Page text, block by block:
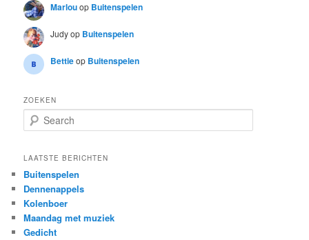
Marlouop Buitenspelen
Judyop Buitenspelen
Bettieop Buitenspelen
ZOEKEN
e
r
h
LAATSTE BERICHTEN
Buitenspelen
Dennenappels
Kolenboer
Maandag met muziek
Gedicht